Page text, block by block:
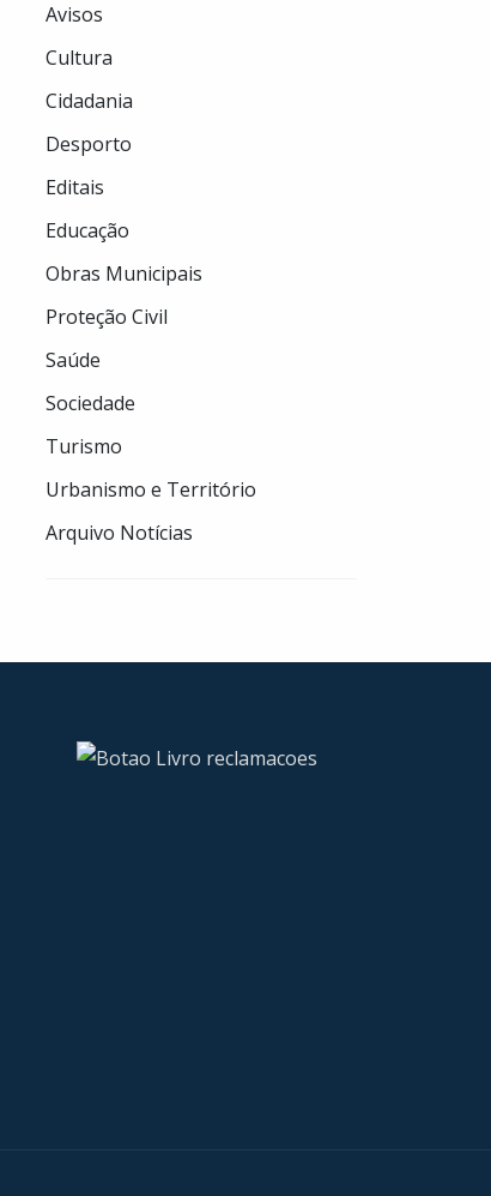
Avisos
Cultura
Cidadania
Desporto
Editais
Educação
Obras Municipais
Proteção Civil
Saúde
Sociedade
Turismo
Urbanismo e Território
Arquivo Notícias